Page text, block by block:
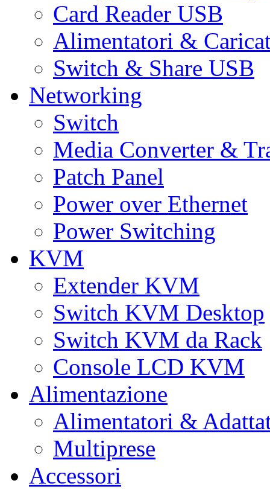
Card Reader USB
Alimentatori &
Switch & Share USB
Networking
Switch
Media Converter &
Patch Panel
Power over Ethernet
Power Switching
KVM
Extender KVM
Switch KVM Desktop
Switch KVM da Rack
Console LCD KVM
Alimentazione
Alimentatori &
Multiprese
Accessori